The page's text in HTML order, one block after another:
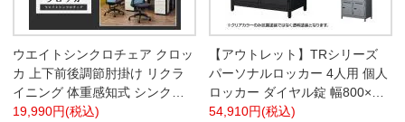
ウエイトシンクロチェア クロッ
カ 上下前後調節肘掛け リクラ
イニング 体重感知式 シンクロ
ロッキング オフィスチェア
19,990円(税込)
【アウトレット】TRシリーズ
パーソナルロッカー 4人用 個人
ロッカー ダイヤル錠 幅800×奥
行450×高さ990mm 配線ホール
54,910円(税込)